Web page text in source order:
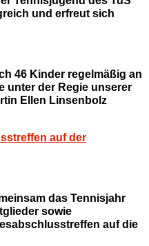
und erfreut sich
46 Kinder regelmäßig an
unter der Regie unserer
Ellen Linsenbolz
auf der
das Tennisjahr
sowie
auf die